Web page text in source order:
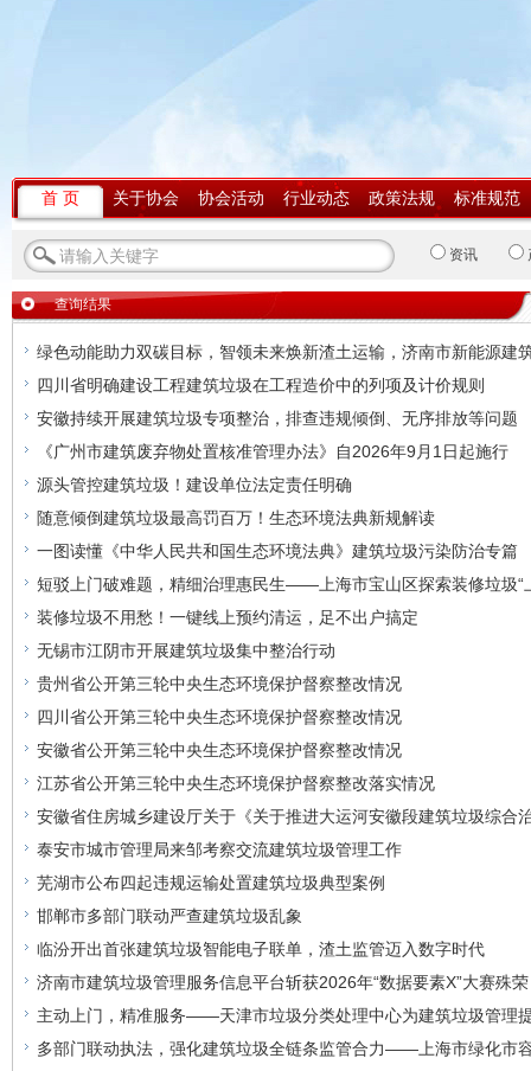
首 页 关于协会 协会活动 行业动态 政策法规 标准规范
资讯
查询结果
绿色动能助力双碳目标，智领未来焕新渣土运输，济南市新能源建
四川省明确建设工程建筑垃圾在工程造价中的列项及计价规则
安徽持续开展建筑垃圾专项整治，排查违规倾倒、无序排放等问题
《广州市建筑废弃物处置核准管理办法》自2026年9月1日起施行
源头管控建筑垃圾！建设单位法定责任明确
随意倾倒建筑垃圾最高罚百万！生态环境法典新规解读
一图读懂《中华人民共和国生态环境法典》建筑垃圾污染防治专篇
短驳上门破难题，精细治理惠民生——上海市宝山区探索装修垃圾“
装修垃圾不用愁！一键线上预约清运，足不出户搞定
无锡市江阴市开展建筑垃圾集中整治行动
贵州省公开第三轮中央生态环境保护督察整改情况
四川省公开第三轮中央生态环境保护督察整改情况
安徽省公开第三轮中央生态环境保护督察整改情况
江苏省公开第三轮中央生态环境保护督察整改落实情况
安徽省住房城乡建设厅关于《关于推进大运河安徽段建筑垃圾综合
泰安市城市管理局来邹考察交流建筑垃圾管理工作
芜湖市公布四起违规运输处置建筑垃圾典型案例
邯郸市多部门联动严查建筑垃圾乱象
临汾开出首张建筑垃圾智能电子联单，渣土监管迈入数字时代
济南市建筑垃圾管理服务信息平台斩获2026年“数据要素X”大赛殊荣
主动上门，精准服务——天津市垃圾分类处理中心为建筑垃圾管理
多部门联动执法，强化建筑垃圾全链条监管合力——上海市绿化市